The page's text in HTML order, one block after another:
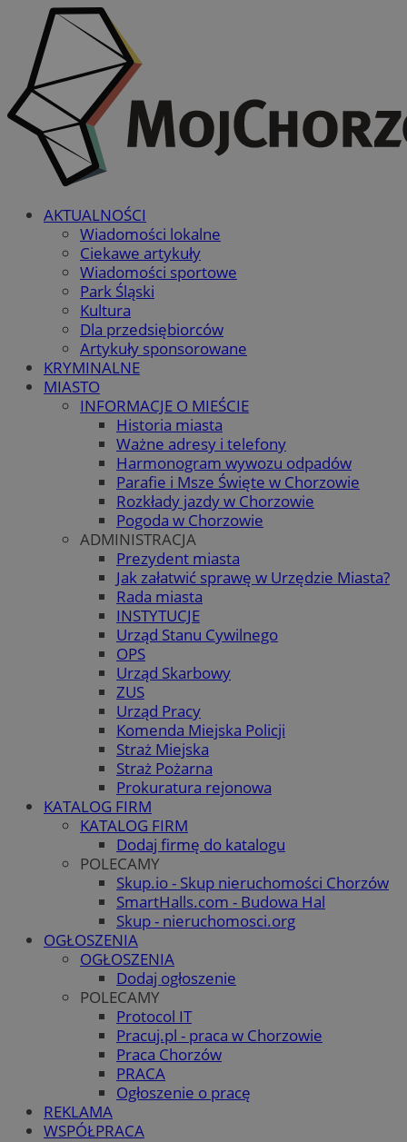
AKTUALNOŚCI
Wiadomości lokalne
Ciekawe artykuły
Wiadomości sportowe
Park Śląski
Kultura
Dla przedsiębiorców
Artykuły sponsorowane
KRYMINALNE
MIASTO
INFORMACJE O MIEŚCIE
Historia miasta
Ważne adresy i telefony
Harmonogram wywozu odpadów
Parafie i Msze Święte w Chorzowie
Rozkłady jazdy w Chorzowie
Pogoda w Chorzowie
ADMINISTRACJA
Prezydent miasta
Jak załatwić sprawę w Urzędzie Miasta?
Rada miasta
INSTYTUCJE
Urząd Stanu Cywilnego
OPS
Urząd Skarbowy
ZUS
Urząd Pracy
Komenda Miejska Policji
Straż Miejska
Straż Pożarna
Prokuratura rejonowa
KATALOG FIRM
KATALOG FIRM
Dodaj firmę do katalogu
POLECAMY
Skup.io - Skup nieruchomości Chorzów
SmartHalls.com - Budowa Hal
Skup - nieruchomosci.org
OGŁOSZENIA
OGŁOSZENIA
Dodaj ogłoszenie
POLECAMY
Protocol IT
Pracuj.pl - praca w Chorzowie
Praca Chorzów
PRACA
Ogłoszenie o pracę
REKLAMA
WSPÓŁPRACA